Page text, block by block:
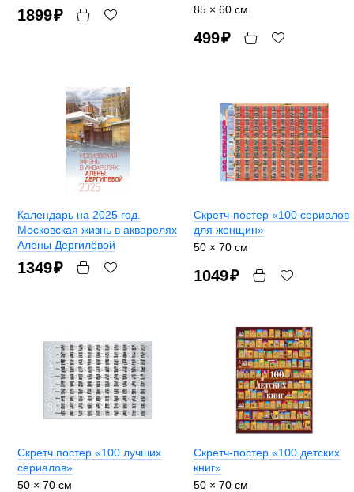
1899₽
85 × 60 см
499₽
Календарь на 2025 год.
Московская жизнь в акварелях
Алёны Дергилёвой
1349₽
Скретч-постер «100 сериалов
для женщин»
50 × 70 см
1049₽
Скретч постер «100 лучших
сериалов»
50 × 70 см
Скретч-постер «100 детских
книг»
50 × 70 см